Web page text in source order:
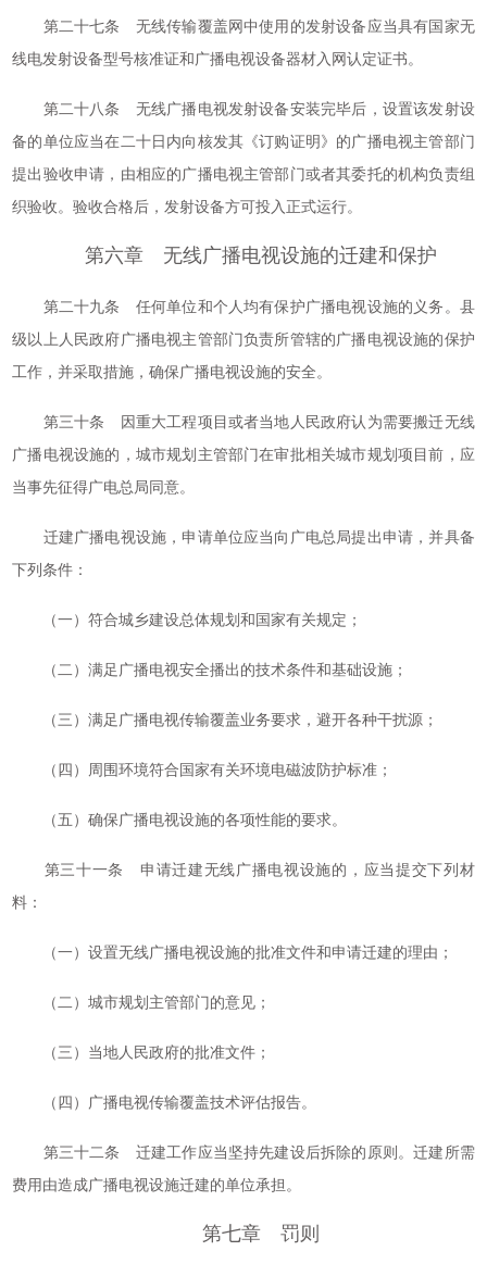
第二十七条 无线传输覆盖网中使用的发射设备应当具有国家无
线电发射设备型号核准证和广播电视设备器材入网认定证书。
第二十八条 无线广播电视发射设备安装完毕后，设置该发射设
备的单位应当在二十日内向核发其《订购证明》的广播电视主管部门
提出验收申请，由相应的广播电视主管部门或者其委托的机构负责组
织验收。验收合格后，发射设备方可投入正式运行。
第六章 无线广播电视设施的迁建和保护
第二十九条 任何单位和个人均有保护广播电视设施的义务。县
级以上人民政府广播电视主管部门负责所管辖的广播电视设施的保护
工作，并采取措施，确保广播电视设施的安全。
第三十条 因重大工程项目或者当地人民政府认为需要搬迁无线
广播电视设施的，城市规划主管部门在审批相关城市规划项目前，应
当事先征得广电总局同意。
迁建广播电视设施，申请单位应当向广电总局提出申请，并具备
下列条件：
（一）符合城乡建设总体规划和国家有关规定；
（二）满足广播电视安全播出的技术条件和基础设施；
（三）满足广播电视传输覆盖业务要求，避开各种干扰源；
（四）周围环境符合国家有关环境电磁波防护标准；
（五）确保广播电视设施的各项性能的要求。
第三十一条 申请迁建无线广播电视设施的，应当提交下列材
料：
（一）设置无线广播电视设施的批准文件和申请迁建的理由；
（二）城市规划主管部门的意见；
（三）当地人民政府的批准文件；
（四）广播电视传输覆盖技术评估报告。
第三十二条 迁建工作应当坚持先建设后拆除的原则。迁建所需
费用由造成广播电视设施迁建的单位承担。
第七章 罚则